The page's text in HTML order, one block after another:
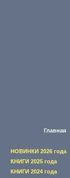
Главная
НОВИНКИ 2026 года
КНИГИ 2025 года
КНИГИ 2024 года